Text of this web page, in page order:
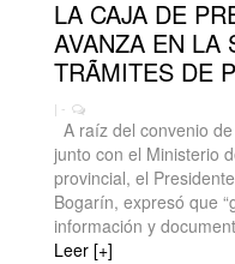
LA CAJA DE
AVANZA EN LA
TRÃMITES DE
| -
A raíz del convenio
junto con el Ministerio
provincial, el
Bogarín, expresó que
información y
Leer [+]